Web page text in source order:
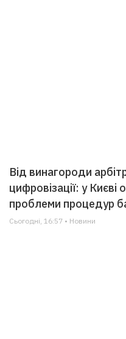
Від винагороди
цифровізації: у
проблеми процедур
Сьогодні, 16:57 • Новини